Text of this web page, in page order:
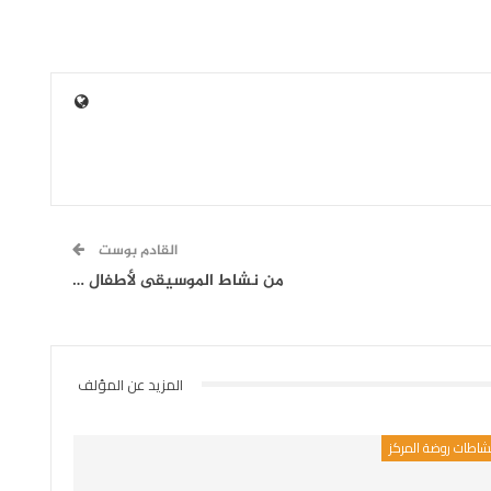
القادم بوست
من نشاط الموسيقى لأطفال …
المزيد عن المؤلف
روضة المركز